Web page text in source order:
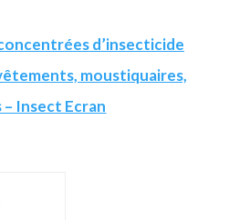
d’insecticide
moustiquaires,
– Insect Ecran